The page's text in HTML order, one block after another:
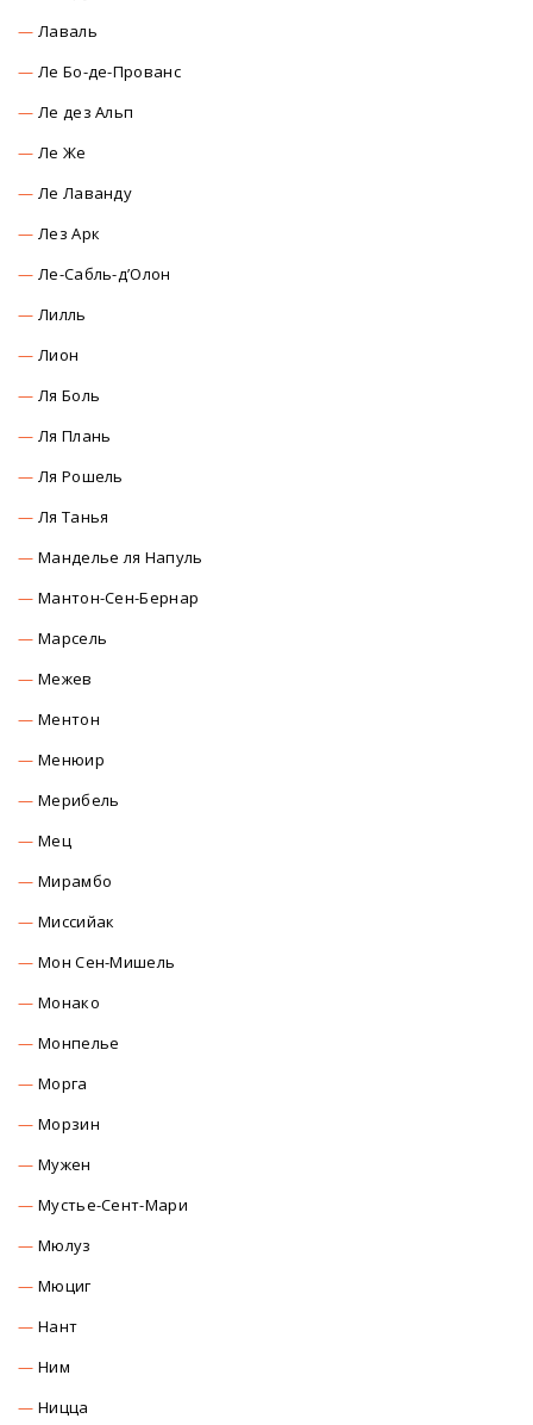
Лаваль
Ле Бо-де-Прованс
Ле дез Альп
Ле Же
Ле Лаванду
Лез Арк
Ле-Сабль-д’Олон
Лилль
Лион
Ля Боль
Ля Плань
Ля Рошель
Ля Танья
Манделье ля Напуль
Мантон-Сен-Бернар
Марсель
Межев
Ментон
Менюир
Мерибель
Мец
Мирамбо
Миссийак
Мон Сен-Мишель
Монако
Монпелье
Морга
Морзин
Мужен
Мустье-Сент-Мари
Мюлуз
Мюциг
Нант
Ним
Ницца